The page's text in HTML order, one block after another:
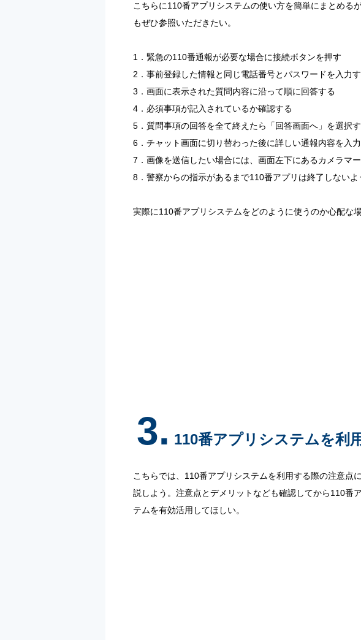
こちらに110番アプリシステムの使い方を簡単にまとめ
もぜひ参照いただきたい。
1．緊急の110番通報が必要な場合に接続ボタンを押す
2．事前登録した情報と同じ電話番号とパスワードを入力
3．画面に表示された質問内容に沿って順に回答する
4．必須事項が記入されているか確認する
5．質問事項の回答を全て終えたら「回答画面へ」を選択
6．チャット画面に切り替わった後に詳しい通報内容を入
7．画像を送信したい場合には、画面左下にあるカメラマ
8．警察からの指示があるまで110番アプリは終了しないよ
実際に110番アプリシステムをどのように使うのか心配な
3. 110番アプリシステムを利
こちらでは、110番アプリシステムを利用する際の注意点
説しよう。注意点とデメリットなども確認してから110番
テムを有効活用してほしい。